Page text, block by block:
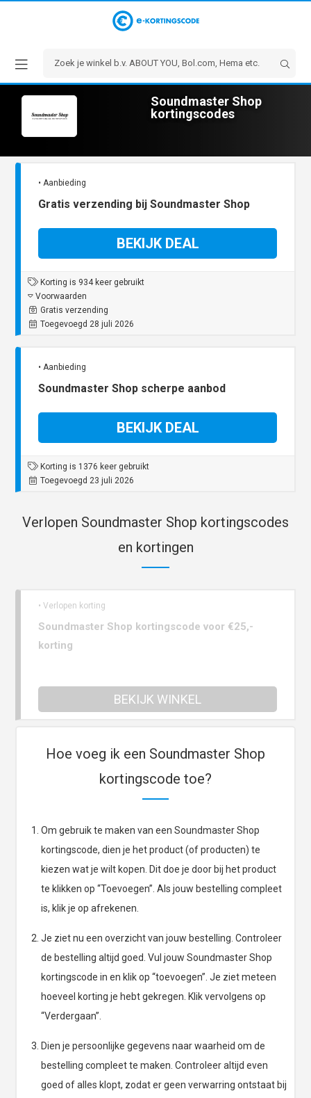
Soundmaster Shop
kortingscodes
• Aanbieding
Gratis verzending bij Soundmaster Shop
BEKIJK DEAL
Korting is 934 keer gebruikt
Voorwaarden
Gratis verzending
Toegevoegd 28 juli 2026
• Aanbieding
Soundmaster Shop scherpe aanbod
BEKIJK DEAL
Korting is 1376 keer gebruikt
Toegevoegd 23 juli 2026
Verlopen Soundmaster Shop kortingscodes
en kortingen
• Verlopen korting
Soundmaster Shop kortingscode voor €25,-
korting
BEKIJK WINKEL
Hoe voeg ik een Soundmaster Shop
kortingscode toe?
Om gebruik te maken van een Soundmaster Shop
kortingscode, dien je het product (of producten) te
kiezen wat je wilt kopen. Dit doe je door bij het product
te klikken op “Toevoegen”. Als jouw bestelling compleet
is, klik je op afrekenen.
Je ziet nu een overzicht van jouw bestelling. Controleer
de bestelling altijd goed. Vul jouw Soundmaster Shop
kortingscode in en klik op “toevoegen”. Je ziet meteen
hoeveel korting je hebt gekregen. Klik vervolgens op
“Verdergaan”.
Dien je persoonlijke gegevens naar waarheid om de
bestelling compleet te maken. Controleer altijd even
goed of alles klopt, zodat er geen verwarring ontstaat bij